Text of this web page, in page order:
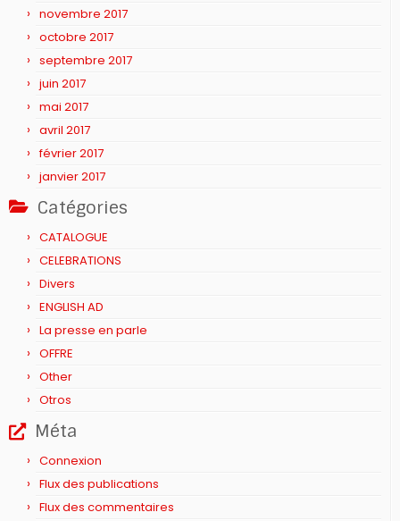
novembre 2017
octobre 2017
septembre 2017
juin 2017
mai 2017
avril 2017
février 2017
janvier 2017
Catégories
CATALOGUE
CELEBRATIONS
Divers
ENGLISH AD
La presse en parle
OFFRE
Other
Otros
Méta
Connexion
Flux des publications
Flux des commentaires